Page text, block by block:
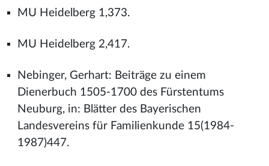
MU Heidelberg 1,373.
MU Heidelberg 2,417.
Nebinger, Gerhart: Beiträge zu einem
Dienerbuch 1505-1700 des Fürstentums
Neuburg, in: Blätter des Bayerischen
Landesvereins für Familienkunde 15(1984-
1987)447.